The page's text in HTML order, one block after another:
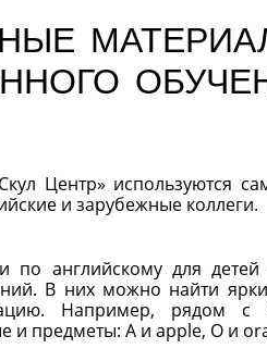
Центр» используются
и зарубежные коллеги.
по английскому для
В них можно найти
Например, рядом с
и предметы: A и apple, O и